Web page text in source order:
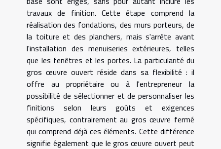
travaux de finition. Cette étape comprend la
réalisation des fondations, des murs porteurs, de
la toiture et des planchers, mais s'arrête avant
l'installation des menuiseries extérieures, telles
que les fenêtres et les portes. La particularité du
gros œuvre ouvert réside dans sa flexibilité : il
offre au propriétaire ou à l'entrepreneur la
possibilité de sélectionner et de personnaliser les
finitions selon leurs goûts et exigences
spécifiques, contrairement au gros œuvre fermé
qui comprend déjà ces éléments. Cette différence
signifie également que le gros œuvre ouvert peut